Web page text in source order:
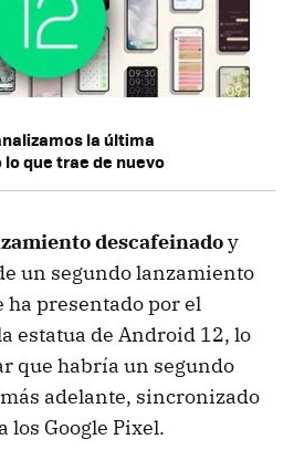
la última
que trae de nuevo
descafeinadoy
un segundo lanzamiento
ha presentado por el
estatua de Android 12, lo
que habría un segundo
adelante, sincronizado
los Google Pixel.